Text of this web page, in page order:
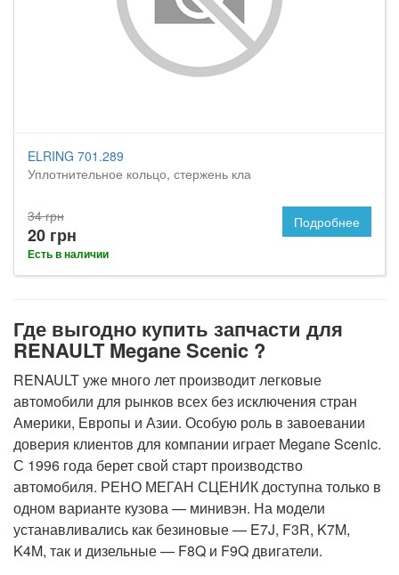
ELRING 701.289
Уплотнительное кольцо, стержень кла
34 грн
20 грн
Есть в наличии
Подробнее
Где выгодно купить запчасти для
RENAULT Megane Scenic ?
RENAULT уже много лет производит легковые
автомобили для рынков всех без исключения стран
Америки, Европы и Азии. Особую роль в завоевании
доверия клиентов для компании играет Megane Scenic.
С 1996 года берет свой старт производство
автомобиля. РЕНО МЕГАН СЦЕНИК доступна только в
одном варианте кузова — минивэн. На модели
устанавливались как безиновые — E7J, F3R, K7M,
K4M, так и дизельные — F8Q и F9Q двигатели.